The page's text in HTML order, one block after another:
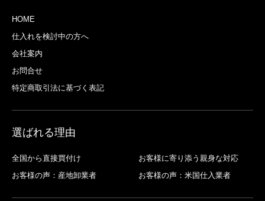
HOME
仕入れを検討中の方へ
会社案内
お問合せ
特定商取引法に基づく表記
選ばれる理由
全国から直接買付け
お客様に寄り添う親身な対応
お客様の声：産地卸業者
お客様の声：米国仕入業者